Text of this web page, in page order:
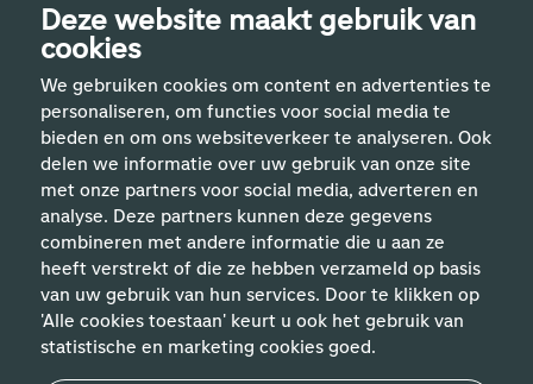
Deze website maakt gebruik van
cookies
We gebruiken cookies om content en advertenties te
personaliseren, om functies voor social media te
bieden en om ons websiteverkeer te analyseren. Ook
delen we informatie over uw gebruik van onze site
met onze partners voor social media, adverteren en
analyse. Deze partners kunnen deze gegevens
combineren met andere informatie die u aan ze
heeft verstrekt of die ze hebben verzameld op basis
van uw gebruik van hun services. Door te klikken op
'Alle cookies toestaan' keurt u ook het gebruik van
statistische en marketing cookies goed.
Handige links
Vakgebieden
Contact